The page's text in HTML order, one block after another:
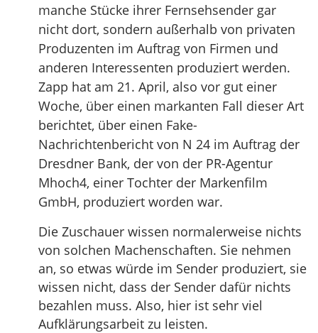
manche Stücke ihrer Fernsehsender gar
nicht dort, sondern außerhalb von privaten
Produzenten im Auftrag von Firmen und
anderen Interessenten produziert werden.
Zapp hat am 21. April, also vor gut einer
Woche, über einen markanten Fall dieser Art
berichtet, über einen Fake-
Nachrichtenbericht von N 24 im Auftrag der
Dresdner Bank, der von der PR-Agentur
Mhoch4, einer Tochter der Markenfilm
GmbH, produziert worden war.
Die Zuschauer wissen normalerweise nichts
von solchen Machenschaften. Sie nehmen
an, so etwas würde im Sender produziert, sie
wissen nicht, dass der Sender dafür nichts
bezahlen muss. Also, hier ist sehr viel
Aufklärungsarbeit zu leisten.